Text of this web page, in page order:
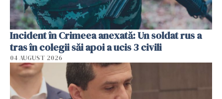
Incident în Crimeea anexată: Un soldat rus a
tras în colegii săi apoi a ucis 3 civili
04 AUGUST 2026